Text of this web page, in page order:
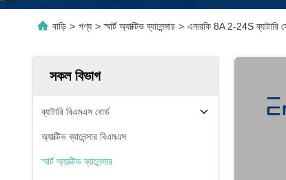
বাড়ি > পণ্য > স্মার্ট অ্যাক্টিভ ব্যালেন্সার > এনারকি 8A 2-24S ব্যাটারি
সকল বিভাগ
ব্যাটারি বিএমএস বোর্ড
অ্যাক্টিভ ব্যালেন্সার বিএমএস
স্মার্ট অ্যাক্টিভ ব্যালেন্সার